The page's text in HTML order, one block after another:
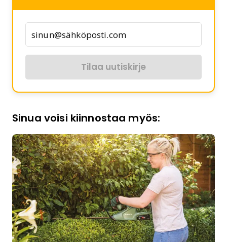
Tilaa uutiskirje
Sinua voisi kiinnostaa myös: